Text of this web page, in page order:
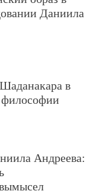
Даниила
в
философии
Андреева: